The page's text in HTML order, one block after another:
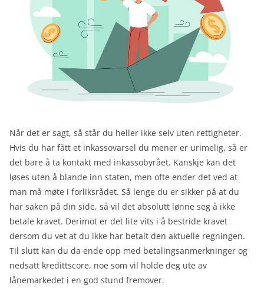
Når det er sagt, så står du heller ikke selv uten rettigheter.
Hvis du har fått et inkassovarsel du mener er urimelig, så er
det bare å ta kontakt med inkassobyrået. Kanskje kan det
løses uten å blande inn staten, men ofte ender det ved at
man må møte i forliksrådet. Så lenge du er sikker på at du
har saken på din side, så vil det absolutt lønne seg å ikke
betale kravet. Derimot er det lite vits i å bestride kravet
dersom du vet at du ikke har betalt den aktuelle regningen.
Til slutt kan du da ende opp med betalingsanmerkninger og
nedsatt kredittscore, noe som vil holde deg ute av
lånemarkedet i en god stund fremover.